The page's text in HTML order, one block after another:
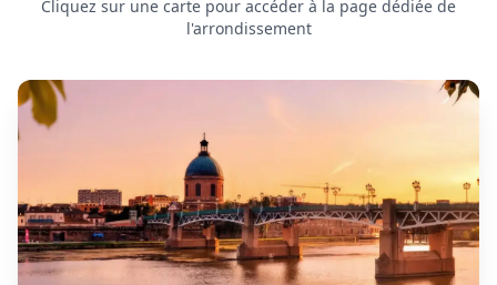
Motorisation de rideau métallique
àSaint-Simon
Lemoteur est l'élément central d'unrideau métallique